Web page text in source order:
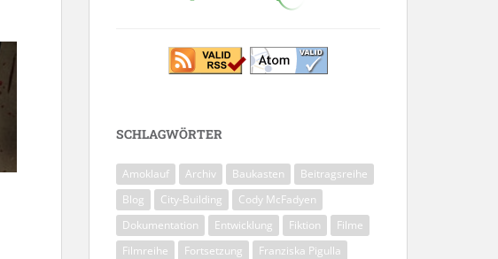
SCHLAGWÖRTER
Amoklauf Archiv Baukasten
Beitragsreihe
Blog
City-Building
Cody McFadyen
Dokumentation
Entwicklung Fiktion
Filme
Filmreihe
Fortsetzung
Franziska Pigulla